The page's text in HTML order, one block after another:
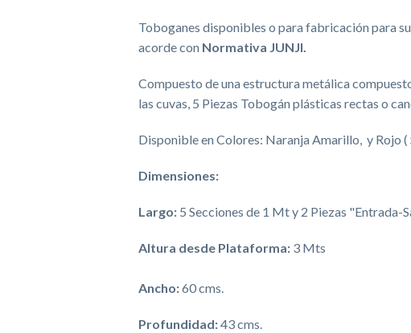
Toboganes disponibles o para fabricación para
acorde con Normativa JUNJI.
Compuesto de una estructura metálica
las cuvas, 5 Piezas Tobogán plásticas rectas o
Disponible en Colores: Naranja Amarillo, y Rojo
Dimensiones:
Largo: 5 Secciones de 1 Mt y 2 Piezas "Entrada-
Altura desde Plataforma: 3 Mts
Ancho:60 cms.
Profundidad:43 cms.